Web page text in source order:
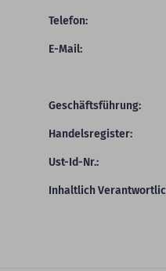
Telefon:
E-Mail:
Geschäftsführung:
Handelsregister:
Ust-Id-Nr.:
Inhaltlich